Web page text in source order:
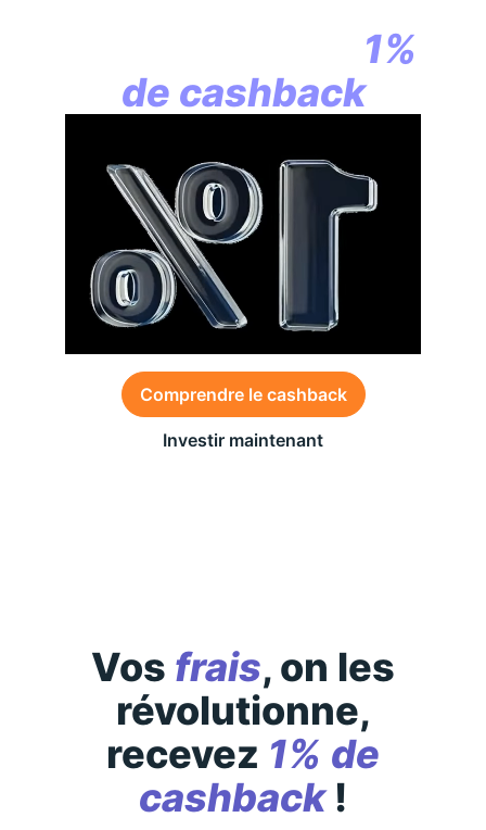
1%
de cashback
Comprendre le cashback
Investir maintenant
Vos frais, on les
révolutionne,
recevez 1% de
cashback!